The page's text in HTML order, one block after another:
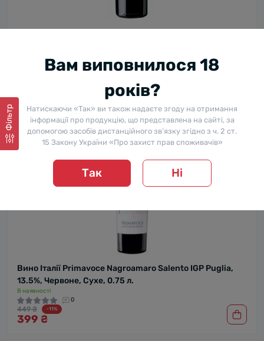
Фільтр
0
Власний імпорт
Вино Італії Primavoce Nagroamaro Salento IGP Puglia,
13.5%, Червоне, Сухе, 0.75 л.
В наявності
0
449 ₴ -11%
399 ₴
Вам виповнилося 18
років?
Натискаючи «Так» ви також надаєте згоду на отримання
інформації про продукцію, що представлена на сайті, за
допомогою засобів дистанційного зв’язку згідно з ч. 2 ст.
15 Закону України «Про захист прав споживачів»
Так Ні